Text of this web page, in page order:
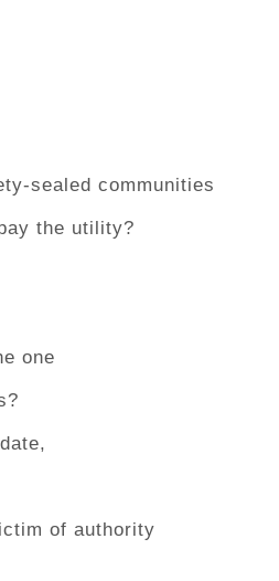
sealed communities
the utility?
one
of authority